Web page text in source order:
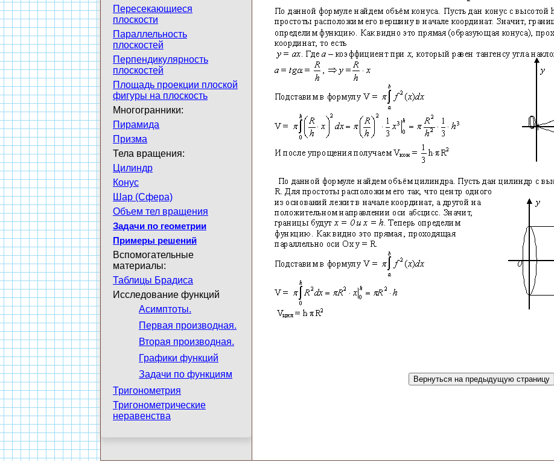
Пересекающиеся
плоскости
Параллельность
плоскостей
Перпендикулярность
плоскостей
Площадь проекции плоской
фигуры на плоскость
Многогранники:
Пирамида
Призма
Тела вращения:
Цилиндр
Конус
Шар (Сфера)
Объем тел вращения
Задачи по геометрии
Примеры решений
Вспомогательные
материалы:
Таблицы Брадиса
Исследование функций
Асимптоты.
Первая производная.
Вторая производная.
Графики функций
Задачи по функциям
Тригонометрия
Тригонометрические
неравенства